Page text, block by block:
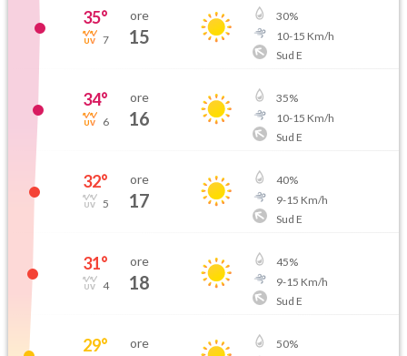
35°
7
ore
15
30%
10-15 Km/h
Sud E
34°
6
ore
16
35%
10-15 Km/h
Sud E
32°
5
ore
17
40%
9-15 Km/h
Sud E
31°
4
ore
18
45%
9-15 Km/h
Sud E
29° ore 50%